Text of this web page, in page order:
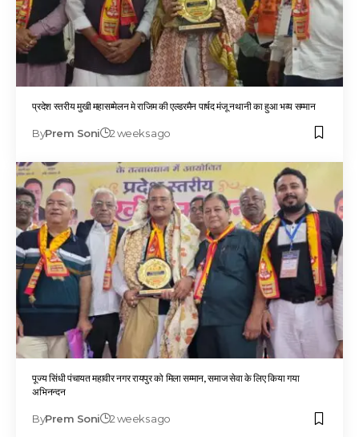
प्रदेश स्तरीय मुखी महासम्मेलन मे राजिम की एल्डरमैन पार्षद मंजू नथानी का हुआ भव्य सम्मान
ByPrem Soni 2 weeks ago
पूज्य सिंधी पंचायत महावीर नगर रायपुर को मिला सम्मान, समाज सेवा के लिए किया गया
अभिनन्दन
ByPrem Soni 2 weeks ago